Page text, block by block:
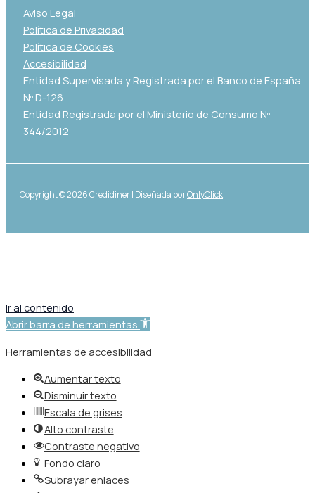
Aviso Legal
Política de Privacidad
Política de Cookies
Accesibilidad
Entidad Supervisada y Registrada por el Banco de España
Nº D-126
Entidad Registrada por el Ministerio de Consumo Nº
344/2012
Copyright © 2026 Credidiner | Diseñada porOnlyClick
Ir al contenido
Abrir barra de herramientas
Herramientas de accesibilidad
Aumentar texto
Disminuir texto
Escala de grises
Alto contraste
Contraste negativo
Fondo claro
Subrayar enlaces